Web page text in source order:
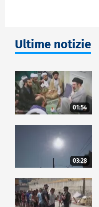
Ultime notizie
01:54
03:28